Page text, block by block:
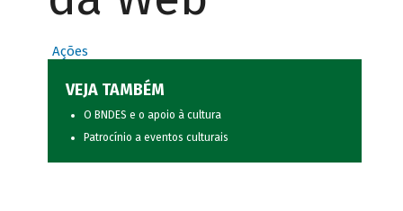
Ações
VEJA TAMBÉM
O BNDES e o apoio à cultura
Patrocínio a eventos culturais